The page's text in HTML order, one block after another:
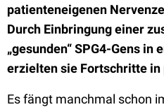
patienteneigenen
Durch Einbringung einer
„gesunden“ SPG4-Gens
erzielten sie Fortschritte in
Es fängt manchmal schon